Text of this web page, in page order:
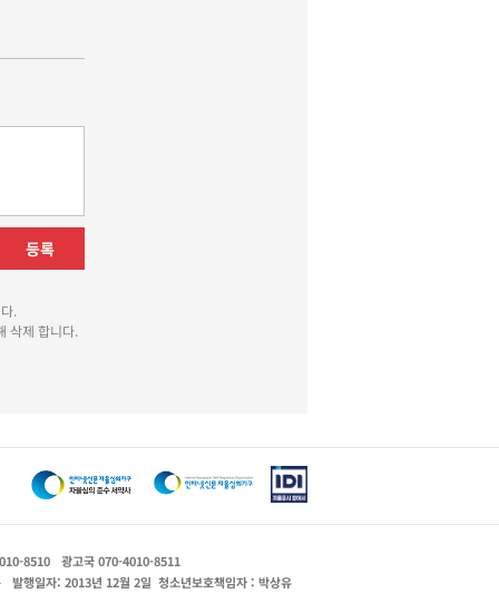
등록
.
삭제 합니다.
8510
광고국 070-4010-8511
발행일자: 2013년 12월 2일 청소년보호책임자 : 박상유